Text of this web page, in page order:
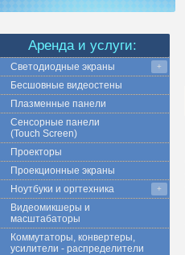
Аренда и услуги:
+
Светодиодные экраны
Бесшовные видеостены
Плазменные панели
Сенсорные панели
(Touch Screen)
Проекторы
Проекционные экраны
+
Ноутбуки и оргтехника
Видеомикшеры и
масштабаторы
Коммутаторы, конвертеры,
усилители - распределители